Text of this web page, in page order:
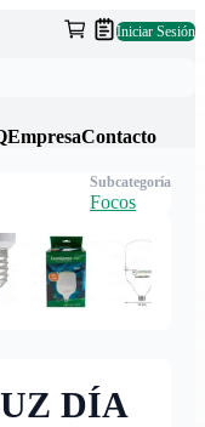
Iniciar Sesión
EmpresaContacto
DÍA
Subcategoría
Focos